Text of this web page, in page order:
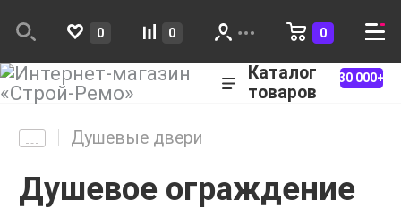
0 0 0
Каталог
товаров
30 000+
Душевые двери
Душевое ограждение